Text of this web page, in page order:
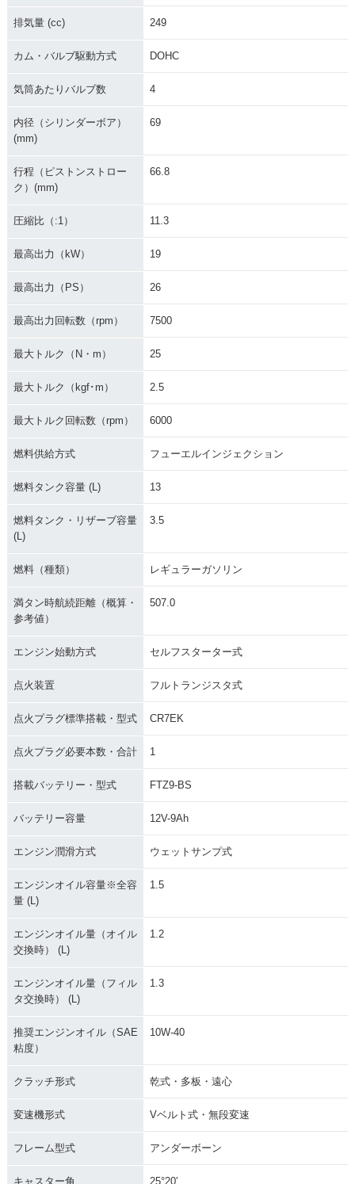
排気量 (cc) 249
カム・バルブ駆動方式 DOHC
気筒あたりバルブ数 4
内径（シリンダーボア）
(mm)
69
行程（ピストンストロー
ク）(mm)
66.8
圧縮比（:1） 11.3
最高出力（kW） 19
最高出力（PS） 26
最高出力回転数（rpm） 7500
最大トルク（N・m） 25
最大トルク（kgf･m） 2.5
最大トルク回転数（rpm） 6000
燃料供給方式 フューエルインジェクション
燃料タンク容量 (L) 13
燃料タンク・リザーブ容量
(L)
3.5
燃料（種類） レギュラーガソリン
満タン時航続距離（概算・
参考値）
507.0
エンジン始動方式 セルフスターター式
点火装置 フルトランジスタ式
点火プラグ標準搭載・型式 CR7EK
点火プラグ必要本数・合計 1
搭載バッテリー・型式 FTZ9-BS
バッテリー容量 12V-9Ah
エンジン潤滑方式 ウェットサンプ式
エンジンオイル容量※全容
量 (L)
1.5
エンジンオイル量（オイル
交換時） (L)
1.2
エンジンオイル量（フィル
タ交換時） (L)
1.3
推奨エンジンオイル（SAE
粘度）
10W-40
クラッチ形式 乾式・多板・遠心
変速機形式 Vベルト式・無段変速
フレーム型式 アンダーボーン
キャスター角 25°20′